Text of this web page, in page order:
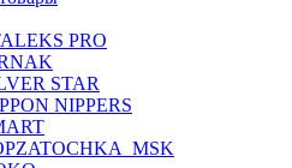
PRO
STAR
NIPPERS